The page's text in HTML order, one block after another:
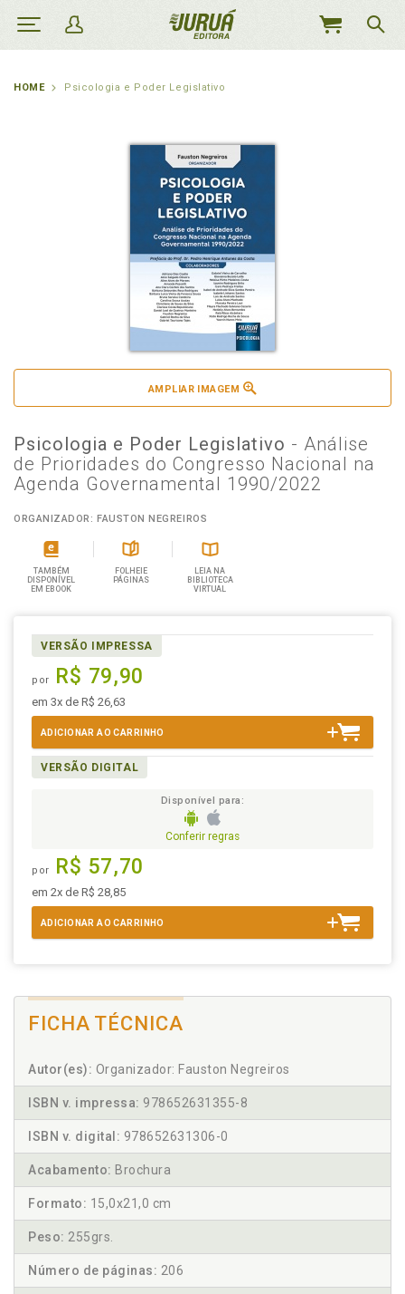
MEU
HOME Psicologia e Poder Legislativo
AMPLIAR IMAGEM
Psicologia e Poder Legislativo - Análise
de Prioridades do Congresso Nacional na
Agenda Governamental 1990/2022
ORGANIZADOR: FAUSTON NEGREIROS
TAMBÉM
DISPONÍVEL
EM EBOOK
FOLHEIE
PÁGINAS
LEIA NA
BIBLIOTECA
VIRTUAL
VERSÃO IMPRESSA
por R$ 79,90
em 3x de R$ 26,63
ADICIONAR AO CARRINHO
VERSÃO DIGITAL
Disponível para:
Conferir regras
por R$ 57,70
em 2x de R$ 28,85
ADICIONAR AO CARRINHO
FICHA TÉCNICA
Autor(es): Organizador: Fauston Negreiros
ISBN v. impressa: 978652631355-8
ISBN v. digital: 978652631306-0
Acabamento: Brochura
Formato: 15,0x21,0 cm
Peso: 255grs.
Número de páginas: 206